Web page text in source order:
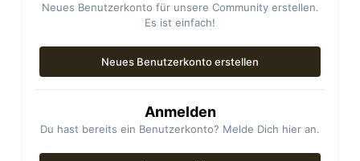
Neues Benutzerkonto für unsere Community erstellen.
Es ist einfach!
Neues Benutzerkonto erstellen
Anmelden
Du hast bereits ein Benutzerkonto? Melde Dich hier an.